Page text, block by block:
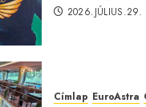
2026.JÚLIUS.29.
Címlap EuroAstra